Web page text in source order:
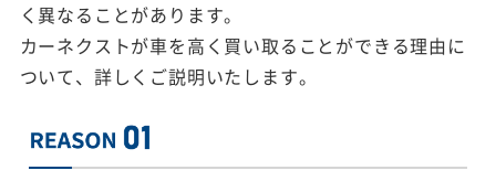
く異なることがあります。
カーネクストが車を高く買い取ることができる理由に
ついて、詳しくご説明いたします。